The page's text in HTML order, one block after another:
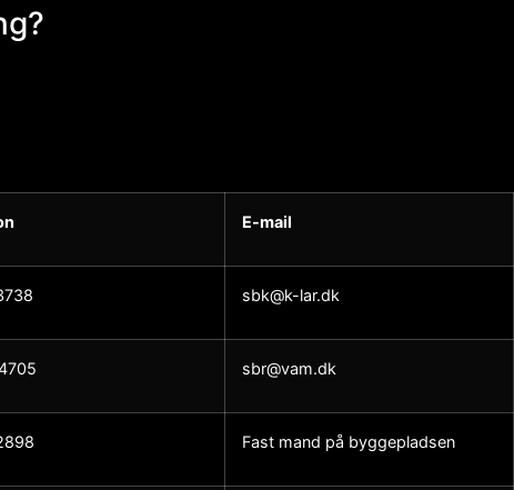
E-mail
sbk@k-lar.dk
sbr@vam.dk
Fast mand på byggepladsen